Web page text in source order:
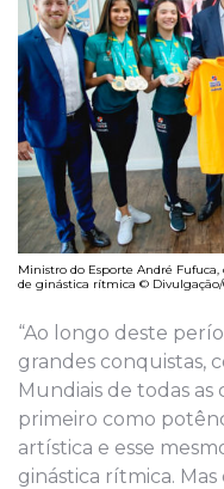
Ministro do Esporte André
de ginástica rítmica © Divulgação/
“Ao longo deste
grandes conquistas,
Mundiais de todas as
primeiro como
artística e esse
ginástica rítmica.